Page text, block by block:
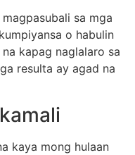
sa mga
o habulin
kapag naglalaro sa
resulta ay agad na
kaya mong hulaan